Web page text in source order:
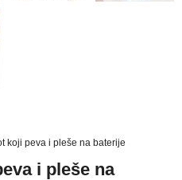
koji peva i pleše na baterije
i pleše na